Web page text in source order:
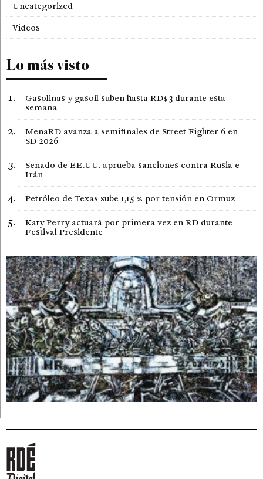
Uncategorized
Videos
Lo más visto
Gasolinas y gasoil suben hasta RD$3 durante esta
semana
MenaRD avanza a semifinales de Street Fighter 6 en
SD 2026
Senado de EE.UU. aprueba sanciones contra Rusia e
Irán
Petróleo de Texas sube 1,15 % por tensión en Ormuz
Katy Perry actuará por primera vez en RD durante
Festival Presidente